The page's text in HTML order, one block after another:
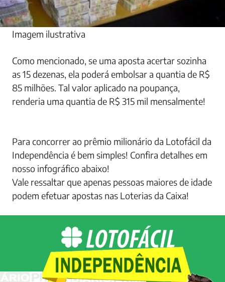
Imagem ilustrativa
Como mencionado, se uma aposta acertar sozinha
as 15 dezenas, ela poderá embolsar a quantia de R$
85 milhões. Tal valor aplicado na poupança,
renderia uma quantia de R$ 315 mil mensalmente!
Para concorrer ao prêmio milionário da Lotofácil da
Independência é bem simples! Confira detalhes em
nosso infográfico abaixo!
Vale ressaltar que apenas pessoas maiores de idade
podem efetuar apostas nas Loterias da Caixa!